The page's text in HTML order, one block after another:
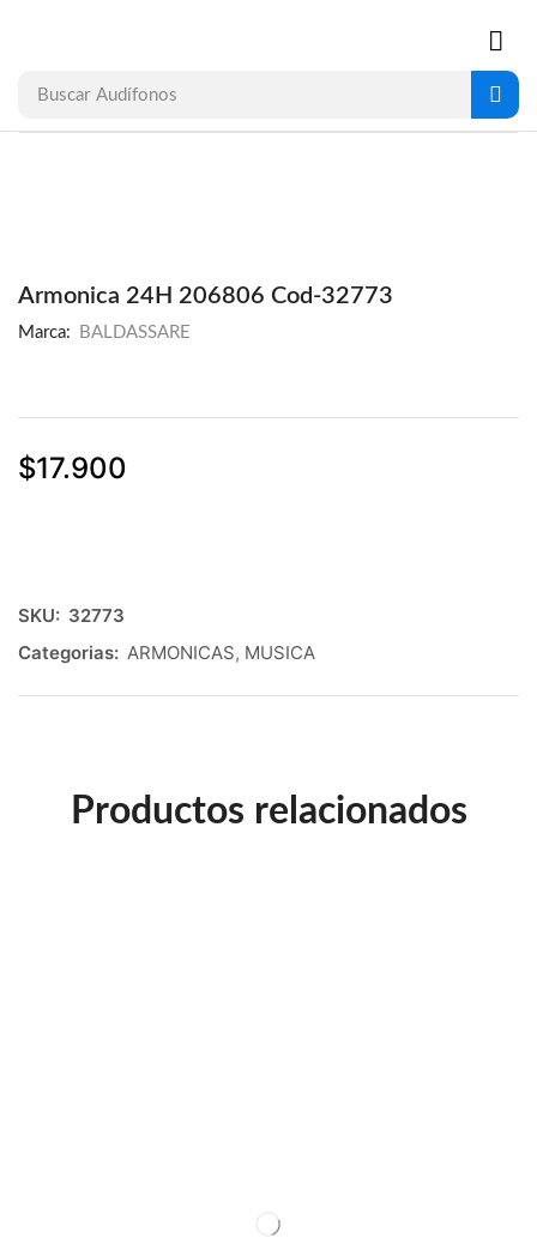
Buscar Audífonos
Armonica 24H 206806 Cod-32773
Marca: BALDASSARE
$17.900
SKU: 32773
Categorias: ARMONICAS, MUSICA
Productos relacionados